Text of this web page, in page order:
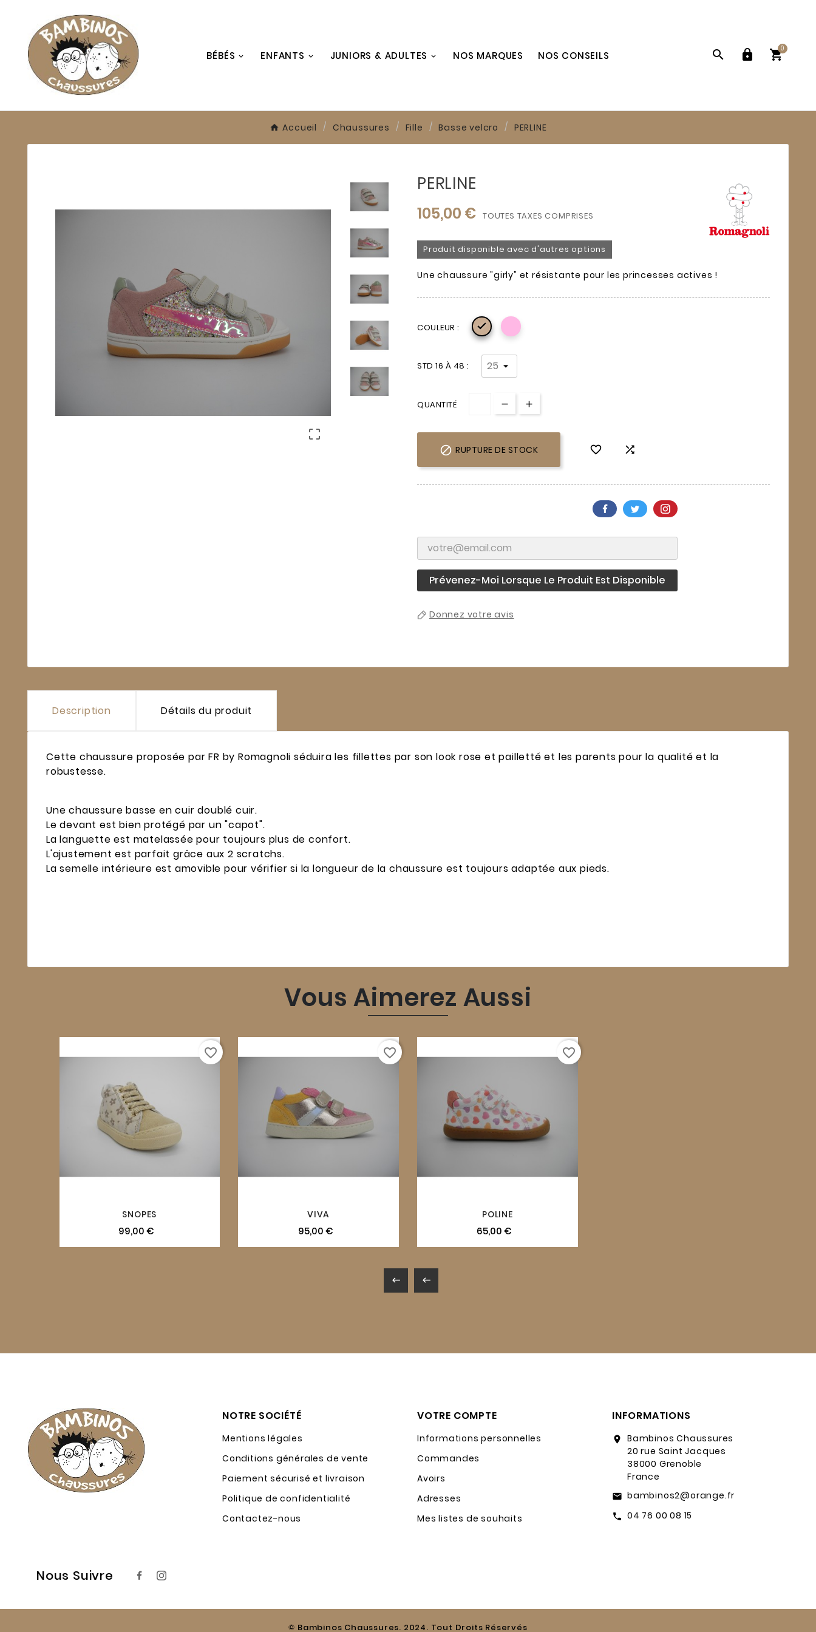
BÉBÉS ENFANTS JUNIORS & ADULTES NOS MARQUES NOS CONSEILS   
0
Accueil Chaussures Fille Basse velcro PERLINE

PERLINE
105,00 € TOUTES TAXES COMPRISES
Produit disponible avec d'autres options
Une chaussure "girly" et résistante pour les princesses actives !
COULEUR : 
STD 16 À 48 :
QUANTITÉ
 RUPTURE DE STOCK  
Prévenez-Moi Lorsque Le Produit Est Disponible
Donnez votre avis
Description Détails du produit
Cette chaussure proposée par FR by Romagnoli séduira les fillettes par son look rose et pailletté et les parents pour la qualité et la
robustesse.
Une chaussure basse en cuir doublé cuir.
Le devant est bien protégé par un "capot".
La languette est matelassée pour toujours plus de confort.
L'ajustement est parfait grâce aux 2 scratchs.
La semelle intérieure est amovible pour vérifier si la longueur de la chaussure est toujours adaptée aux pieds.
Vous Aimerez Aussi
SNOPES
99,00 €
favorite_border
VIVA
95,00 €
favorite_border
POLINE
65,00 €
favorite_border
 
NOTRE SOCIÉTÉ
Mentions légales
Conditions générales de vente
Paiement sécurisé et livraison
Politique de confidentialité
Contactez-nous
VOTRE COMPTE
Informations personnelles
Commandes
Avoirs
Adresses
Mes listes de souhaits
INFORMATIONS
location_on
Bambinos Chaussures
20 rue Saint Jacques
38000 Grenoble
France
email bambinos2@orange.fr
call 04 76 00 08 15
Nous Suivre
© Bambinos Chaussures. 2024. Tout Droits Réservés